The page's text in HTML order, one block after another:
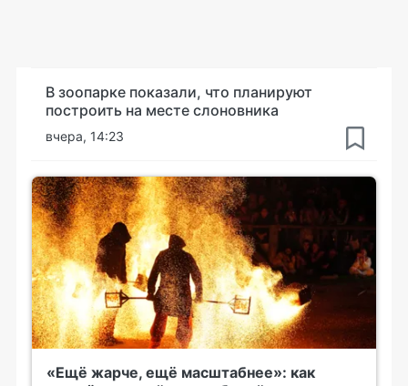
В зоопарке показали, что планируют
построить на месте слоновника
вчера, 14:23
«Ещё жарче, ещё масштабнее»: как